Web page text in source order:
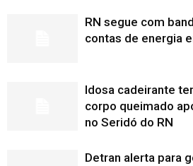
RN segue com
contas de energia
Idosa cadeirante
corpo queimado
no Seridó do RN
Detran alerta para